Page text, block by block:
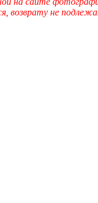
возврату не